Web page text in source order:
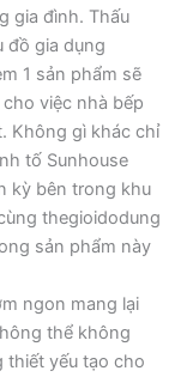
gia đình. Thấu
đồ gia dụng
1 sản phẩm sẽ
việc nhà bếp
Không gì khác chỉ
tố Sunhouse
kỳ bên trong khu
thegioidodung
sản phẩm này
ngon mang lại
thể không
thiết yếu tạo cho